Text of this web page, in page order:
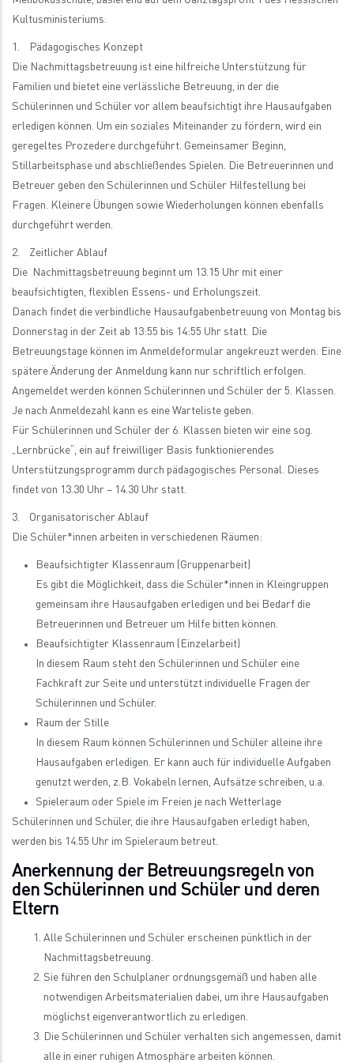
Kultusministeriums.
1. Pädagogisches Konzept
Die Nachmittagsbetreuung ist eine hilfreiche Unterstützung für
Familien und bietet eine verlässliche Betreuung, in der die
Schülerinnen und Schüler vor allem beaufsichtigt ihre Hausaufgaben
erledigen können. Um ein soziales Miteinander zu fördern, wird ein
geregeltes Prozedere durchgeführt. Gemeinsamer Beginn,
Stillarbeitsphase und abschließendes Spielen. Die Betreuerinnen und
Betreuer geben den Schülerinnen und Schüler Hilfestellung bei
Fragen. Kleinere Übungen sowie Wiederholungen können ebenfalls
durchgeführt werden.
2. Zeitlicher Ablauf
Die Nachmittagsbetreuung beginnt um 13.15 Uhr mit einer
beaufsichtigten, flexiblen Essens- und Erholungszeit.
Danach findet die verbindliche Hausaufgabenbetreuung von Montag bis
Donnerstag in der Zeit ab 13:55 bis 14:55 Uhr statt. Die
Betreuungstage können im Anmeldeformular angekreuzt werden. Eine
spätere Änderung der Anmeldung kann nur schriftlich erfolgen.
Angemeldet werden können Schülerinnen und Schüler der 5. Klassen.
Je nach Anmeldezahl kann es eine Warteliste geben.
Für Schülerinnen und Schüler der 6. Klassen bieten wir eine sog.
„Lernbrücke“, ein auf freiwilliger Basis funktionierendes
Unterstützungsprogramm durch pädagogisches Personal. Dieses
findet von 13.30 Uhr – 14.30 Uhr statt.
3. Organisatorischer Ablauf
Die Schüler*innen arbeiten in verschiedenen Räumen:
Beaufsichtigter Klassenraum (Gruppenarbeit)
Es gibt die Möglichkeit, dass die Schüler*innen in Kleingruppen
gemeinsam ihre Hausaufgaben erledigen und bei Bedarf die
Betreuerinnen und Betreuer um Hilfe bitten können.
Beaufsichtigter Klassenraum (Einzelarbeit)
In diesem Raum steht den Schülerinnen und Schüler eine
Fachkraft zur Seite und unterstützt individuelle Fragen der
Schülerinnen und Schüler.
Raum der Stille
In diesem Raum können Schülerinnen und Schüler alleine ihre
Hausaufgaben erledigen. Er kann auch für individuelle Aufgaben
genutzt werden, z.B. Vokabeln lernen, Aufsätze schreiben, u.a.
Spieleraum oder Spiele im Freien je nach Wetterlage
Schülerinnen und Schüler, die ihre Hausaufgaben erledigt haben,
werden bis 14.55 Uhr im Spieleraum betreut.
Anerkennung der Betreuungsregeln von
den Schülerinnen und Schüler und deren
Eltern
Alle Schülerinnen und Schüler erscheinen pünktlich in der
Nachmittagsbetreuung.
Sie führen den Schulplaner ordnungsgemäß und haben alle
notwendigen Arbeitsmaterialien dabei, um ihre Hausaufgaben
möglichst eigenverantwortlich zu erledigen.
Die Schülerinnen und Schüler verhalten sich angemessen, damit
alle in einer ruhigen Atmosphäre arbeiten können.